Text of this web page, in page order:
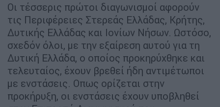
Οι τέσσερις πρώτοι διαγωνισμοί αφορούν
τις Περιφέρειες Στερεάς Ελλάδας, Κρήτης,
Δυτικής Ελλάδας και Ιονίων Νήσων. Ωστόσο,
σχεδόν όλοι, με την εξαίρεση αυτού για τη
Δυτική Ελλάδα, ο οποίος προκηρύχθηκε και
τελευταίος, έχουν βρεθεί ήδη αντιμέτωποι
με ενστάσεις. Οπως ορίζεται στην
προκήρυξη, οι ενστάσεις έχουν υποβληθεί